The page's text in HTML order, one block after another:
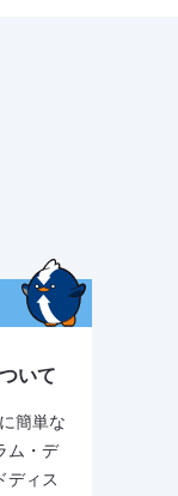
いて
簡単な
ム・デ
ディス